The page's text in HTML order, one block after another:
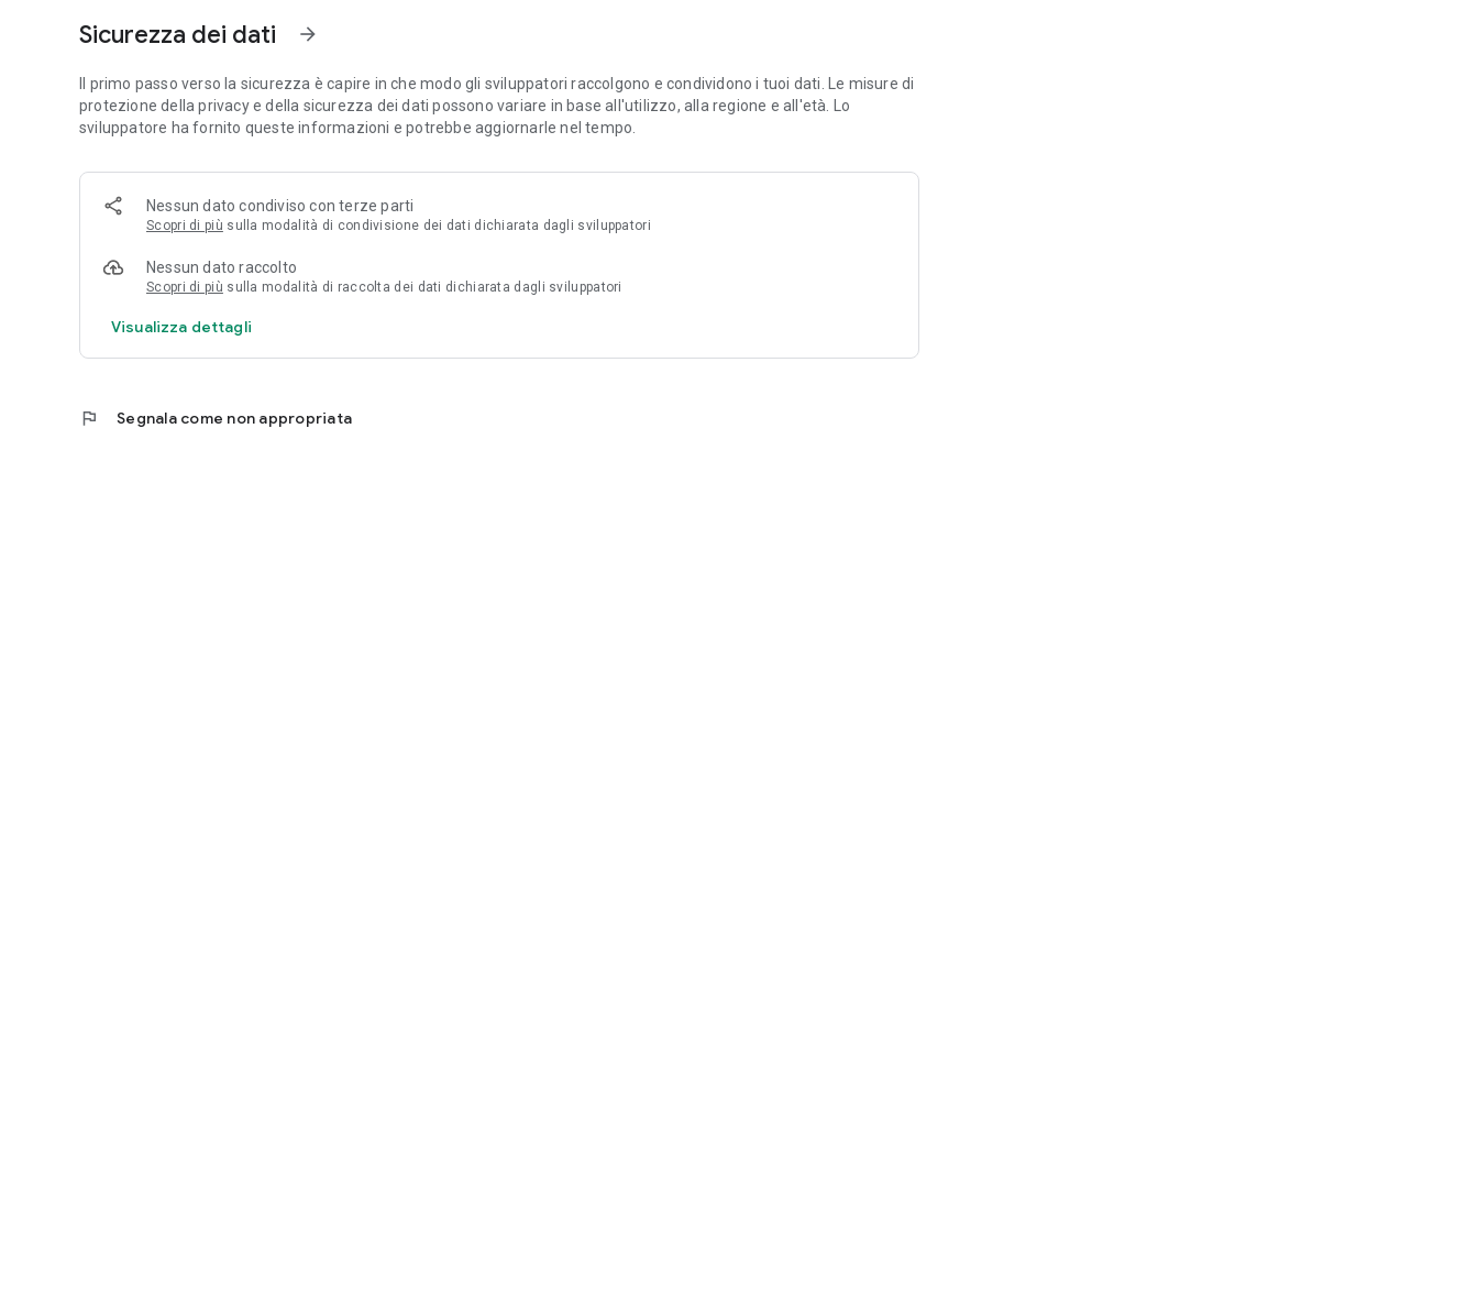
Sicurezza dei dati arrow_forward
Il primo passo verso la sicurezza è capire in che modo gli sviluppatori raccolgono e condividono i tuoi dati. Le misure di
protezione della privacy e della sicurezza dei dati possono variare in base all'utilizzo, alla regione e all'età. Lo
sviluppatore ha fornito queste informazioni e potrebbe aggiornarle nel tempo.
Nessun dato condiviso con terze parti
Scopri di più sulla modalità di condivisione dei dati dichiarata dagli sviluppatori
Nessun dato raccolto
Scopri di più sulla modalità di raccolta dei dati dichiarata dagli sviluppatori
Visualizza dettagli
flag Segnala come non appropriata